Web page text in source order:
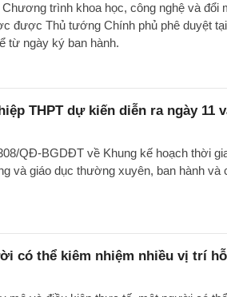
trình khoa học, công nghệ và đổi
được Thủ tướng Chính phủ phê duyệt
từ ngày ký ban hành.
THPT dự kiến diễn ra ngày 11
QĐ-BGDĐT về Khung kế hoạch thời
và giáo dục thường xuyên, ban hành và
có thể kiêm nhiệm nhiều vị trí